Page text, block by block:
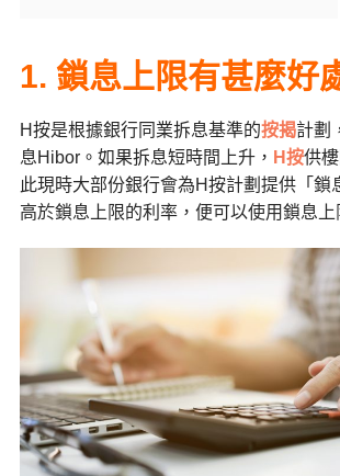
1. 鎖息上限有甚麼好
H按是根據銀行同業拆息基準的按揭計劃
息Hibor。如果拆息短時間上升， H按供
此現時大部份銀行會為H按計劃提供「鎖
高於鎖息上限的利率，便可以使用鎖息上